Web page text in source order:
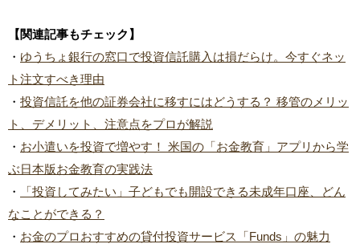
【関連記事もチェック】
・ ゆうちょ銀行の窓口で投資信託購入は損だらけ。今すぐネッ
ト注文すべき理由
・ 投資信託を他の証券会社に移すにはどうする？ 移管のメリッ
ト、デメリット、注意点をプロが解説
・ お小遣いを投資で増やす！ 米国の「お金教育」アプリから学
ぶ日本版お金教育の実践法
・
「投資してみたい」子どもでも開設できる未成年口座、どん
なことができる？
・ お金のプロおすすめの貸付投資サービス「Funds」の魅力